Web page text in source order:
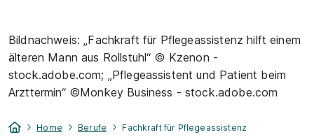
Bildnachweis: „Fachkraft für Pflegeassistenz hilft einem
älteren Mann aus Rollstuhl“ © Kzenon -
stock.adobe.com; „Pflegeassistent und Patient beim
Arzttermin“ ©Monkey Business - stock.adobe.com
Home Berufe Fachkraft für Pflegeassistenz